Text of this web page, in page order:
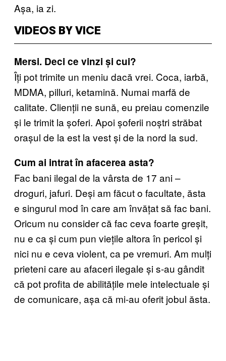
Așa, ia zi.
VIDEOS BY VICE
Mersi. Deci ce vinzi și cui?
Îți pot trimite un meniu dacă vrei. Coca, iarbă,
MDMA, pilluri, ketamină. Numai marfă de
calitate. Clienții ne sună, eu preiau comenzile
și le trimit la șoferi. Apoi șoferii noștri străbat
orașul de la est la vest și de la nord la sud.
Cum ai intrat în afacerea asta?
Fac bani ilegal de la vârsta de 17 ani –
droguri, jafuri. Deși am făcut o facultate, ăsta
e singurul mod în care am învățat să fac bani.
Oricum nu consider că fac ceva foarte greșit,
nu e ca și cum pun viețile altora în pericol și
nici nu e ceva violent, ca pe vremuri. Am mulți
prieteni care au afaceri ilegale și s-au gândit
că pot profita de abilitățile mele intelectuale și
de comunicare, așa că mi-au oferit jobul ăsta.